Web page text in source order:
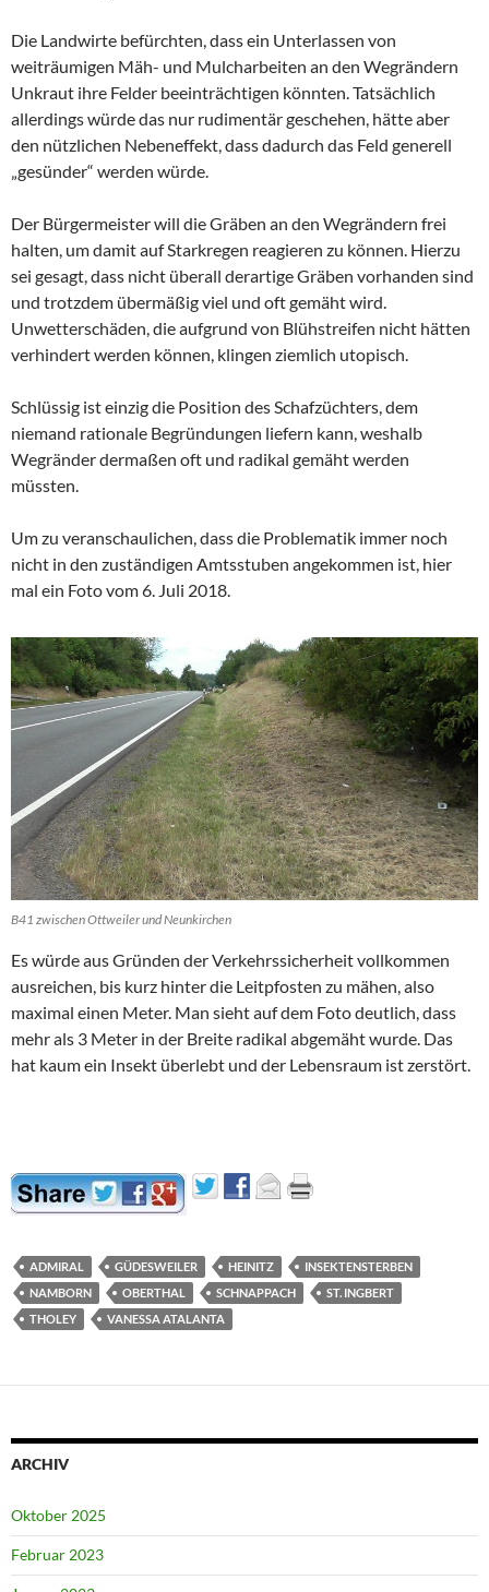
Die Landwirte befürchten, dass ein Unterlassen von
weiträumigen Mäh- und Mulcharbeiten an den Wegrändern
Unkraut ihre Felder beeinträchtigen könnten. Tatsächlich
allerdings würde das nur rudimentär geschehen, hätte aber
den nützlichen Nebeneffekt, dass dadurch das Feld generell
„gesünder“ werden würde.
Der Bürgermeister will die Gräben an den Wegrändern frei
halten, um damit auf Starkregen reagieren zu können. Hierzu
sei gesagt, dass nicht überall derartige Gräben vorhanden sind
und trotzdem übermäßig viel und oft gemäht wird.
Unwetterschäden, die aufgrund von Blühstreifen nicht hätten
verhindert werden können, klingen ziemlich utopisch.
Schlüssig ist einzig die Position des Schafzüchters, dem
niemand rationale Begründungen liefern kann, weshalb
Wegränder dermaßen oft und radikal gemäht werden
müssten.
Um zu veranschaulichen, dass die Problematik immer noch
nicht in den zuständigen Amtsstuben angekommen ist, hier
mal ein Foto vom 6. Juli 2018.
B41 zwischen Ottweiler und Neunkirchen
Es würde aus Gründen der Verkehrssicherheit vollkommen
ausreichen, bis kurz hinter die Leitpfosten zu mähen, also
maximal einen Meter. Man sieht auf dem Foto deutlich, dass
mehr als 3 Meter in der Breite radikal abgemäht wurde. Das
hat kaum ein Insekt überlebt und der Lebensraum ist zerstört.
ADMIRAL GÜDESWEILER HEINITZ
INSEKTENSTERBEN
NAMBORN
OBERTHAL SCHNAPPACH
ST. INGBERT
THOLEY
VANESSA ATALANTA
ARCHIV
Oktober 2025
Februar 2023